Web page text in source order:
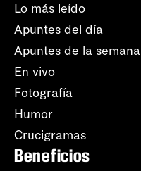
Lo más leído
Apuntes del día
Apuntes de la semana
En vivo
Fotografía
Humor
Crucigramas
Beneficios